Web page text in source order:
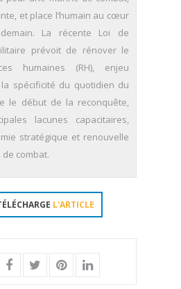
et place l’humain au cœur
La récente Loi de
prévoit de rénover le
humaines (RH), enjeu
spécificité du quotidien du
le début de la reconquête,
lacunes capacitaires,
stratégique et renouvelle
combat.
L'ARTICLE